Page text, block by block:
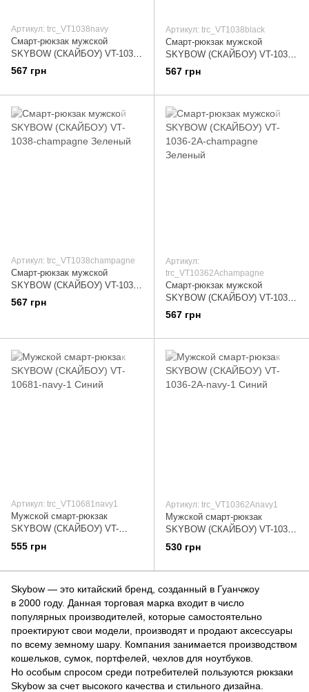
Артикул: trc_VT1038navy
Смарт-рюкзак мужской
SKYBOW (СКАЙБОУ) VT-1038-
navy Синий
567 грн
Артикул: trc_VT1038black
Смарт-рюкзак мужской
SKYBOW (СКАЙБОУ) VT-1038-
black Черный
567 грн
Артикул: trc_VT1038champagne
Смарт-рюкзак мужской
SKYBOW (СКАЙБОУ) VT-1038-
champagne Зеленый
567 грн
Артикул:
trc_VT10362Achampagne
Смарт-рюкзак мужской
SKYBOW (СКАЙБОУ) VT-1036-
2A-champagne Зеленый
567 грн
Артикул: trc_VT10681navy1
Мужской смарт-рюкзак
SKYBOW (СКАЙБОУ) VT-
10681-navy-1 Синий
555 грн
Артикул: trc_VT10362Anavy1
Мужской смарт-рюкзак
SKYBOW (СКАЙБОУ) VT-1036-
2A-navy-1 Синий
530 грн
Skybow — это китайский бренд, созданный в Гуанчжоу
в 2000 году. Данная торговая марка входит в число
популярных производителей, которые самостоятельно
проектируют свои модели, производят и продают аксессуары
по всему земному шару. Компания занимается производством
кошельков, сумок, портфелей, чехлов для ноутбуков.
Но особым спросом среди потребителей пользуются рюкзаки
Skybow за счет высокого качества и стильного дизайна.